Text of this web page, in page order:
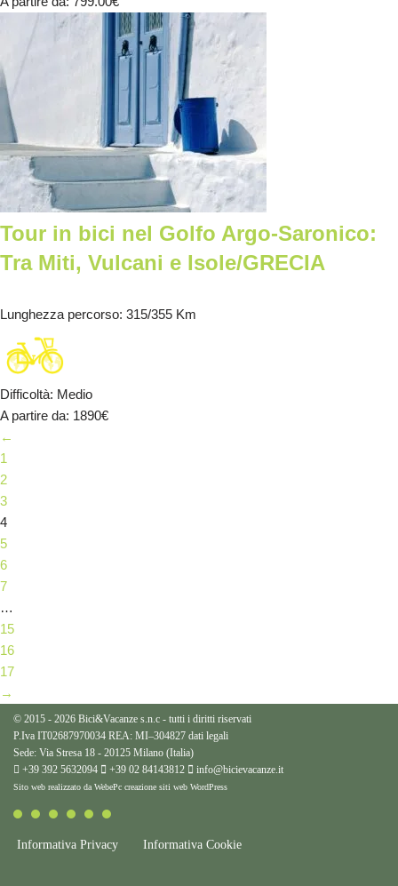
Tour in bici nel Golfo Argo-Saronico:
Tra Miti, Vulcani e Isole/GRECIA
Lunghezza percorso: 315/355 Km
Difficoltà: Medio
A partire da: 1890€
←
1
2
3
4
5
6
7
…
15
16
17
→
© 2015 - 2026 Bici&Vacanze s.n.c - tutti i diritti riservati
P.Iva IT02687970034 REA: MI–304827 dati legali
Sede: Via Stresa 18 - 20125 Milano (Italia)
+39 392 5632094
+39 02 84143812 info@bicievacanze.it
Sito web realizzato da WebePc creazione siti web WordPress
Informativa Privacy Informativa Cookie